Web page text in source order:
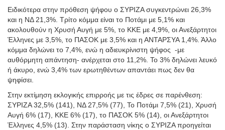
Ειδικότερα στην πρόθεση ψήφου ο ΣΥΡΙΖΑ συγκεντρώνει 26,3%
και η ΝΔ 21,3%. Τρίτο κόμμα είναι το Ποτάμι με 5,1% και
ακολουθούν η Χρυσή Αυγή με 5%, το ΚΚΕ με 4,9%, οι Ανεξάρτητοι
Έλληνες με 3,5%, το ΠΑΣΟΚ με 3,5% και η ΑΝΤΑΡΣΥΑ 1,4%. Άλλο
κόμμα δηλώνει το 7,4%, ενώ η αδιευκρίνιστη ψήφος -με
αυθόρμητη απάντηση- ανέρχεται στο 11,2%. Το 3% δηλώνει λευκό
ή άκυρο, ενώ 3,4% των ερωτηθέντων απαντάει πως δεν θα
ψηφίσει.
Στην εκτίμηση εκλογικής επιρροής με τις έδρες σε παρένθεση:
ΣΥΡΙΖΑ 32,5% (141), ΝΔ 27,5% (77), Το Ποτάμι 7,5% (21), Χρυσή
Αυγή 6% (17), ΚΚΕ 6% (17), το ΠΑΣΟΚ 5% (14), οι Ανεξάρτητοι
Έλληνες 4,5% (13). Στην παράσταση νίκης ο ΣΥΡΙΖΑ προηγείται